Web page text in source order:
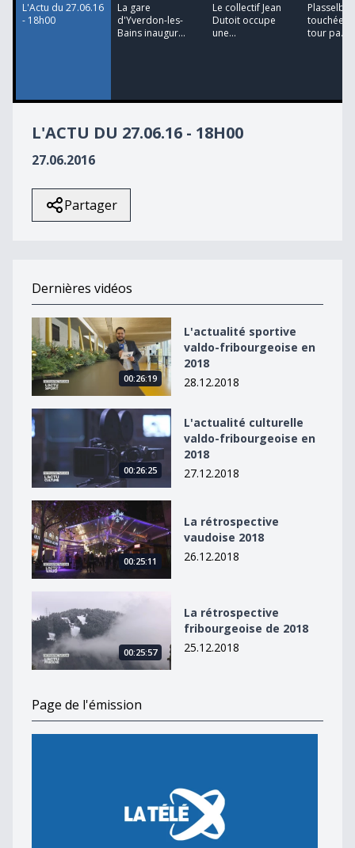
L'Actu du 27.06.16
- 18h00
La gare
d'Yverdon-les-
Bains inaugur...
Le collectif Jean
Dutoit occupe
une...
Plasselb
touchée à
tour pa...
L'ACTU DU 27.06.16 - 18H00
27.06.2016
Partager
Dernières vidéos
L&#039;actualité sportive valdo-fribourgeoise en 2018
00:26:19
L'actualité sportive
valdo-fribourgeoise en
2018
28.12.2018
L&#039;actualité culturelle valdo-fribourgeoise en
00:26:25
L'actualité culturelle
valdo-fribourgeoise en
2018
27.12.2018
La rétrospective vaudoise 2018
00:25:11
La rétrospective
vaudoise 2018
26.12.2018
00:25:57
La rétrospective
fribourgeoise de 2018
25.12.2018
Page de l'émission